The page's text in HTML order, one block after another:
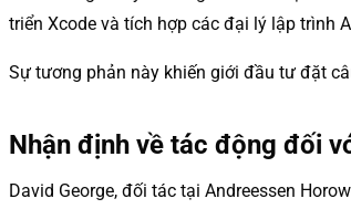
triển Xcode và tích hợp các đại lý lập trình
Sự tương phản này khiến giới đầu tư đặt
Nhận định về tác động đối
David George, đối tác tại Andreessen